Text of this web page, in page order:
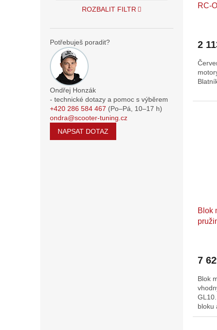
ROZBALIT FILTR
Potřebuješ poradit?
Ondřej Honzák
- technické dotazy a pomoc s výběrem
+420 286 584 467 (Po–Pá, 10–17 h)
ondra@scooter-tuning.cz
NAPSAT DOTAZ
RC-
2
Blok
7
Blok
bloku